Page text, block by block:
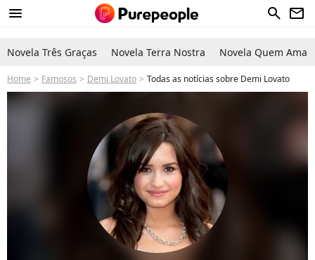
menu search newsletter
Novela Três Graças Novela Terra Nostra Novela Quem Ama
Home Famosos Demi Lovato Todas as notícias sobre Demi Lovato